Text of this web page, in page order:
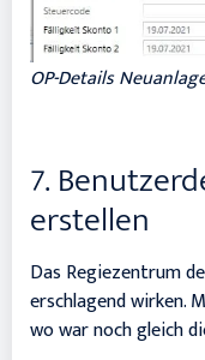
OP-Details
7.
erstellen
Das Regiezentrum
erschlagend wirken.
wo war noch gleich